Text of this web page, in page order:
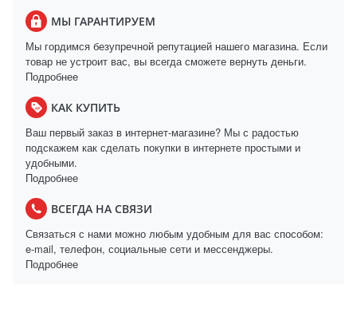
МЫ ГАРАНТИРУЕМ
Мы гордимся безупречной репутацией нашего магазина. Если
товар не устроит вас, вы всегда сможете вернуть деньги.
Подробнее
КАК КУПИТЬ
Ваш первый заказ в интернет-магазине? Мы с радостью
подскажем как сделать покупки в интернете простыми и
удобными.
Подробнее
ВСЕГДА НА СВЯЗИ
Связаться с нами можно любым удобным для вас способом:
e-mail, телефон, социальные сети и мессенджеры.
Подробнее